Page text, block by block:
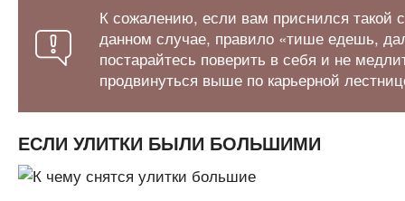
К сожалению, если вам приснился такой
данном случае, правило «тише едешь,
постарайтесь поверить в себя и не
продвинуться выше по карьерной
ЕСЛИ УЛИТКИ БЫЛИ БОЛЬШИМИ